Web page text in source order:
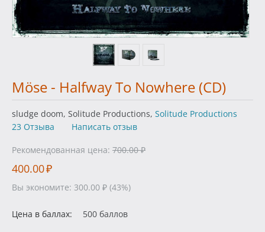
Möse - Halfway To Nowhere (CD)
sludge doom, Solitude Productions, Solitude Productions
23 Отзыва
Написать отзыв
Рекомендованная цена: 700.00 ₽
400.00₽
Вы экономите: 300.00 ₽ (43%)
Цена в баллах: 500 баллов